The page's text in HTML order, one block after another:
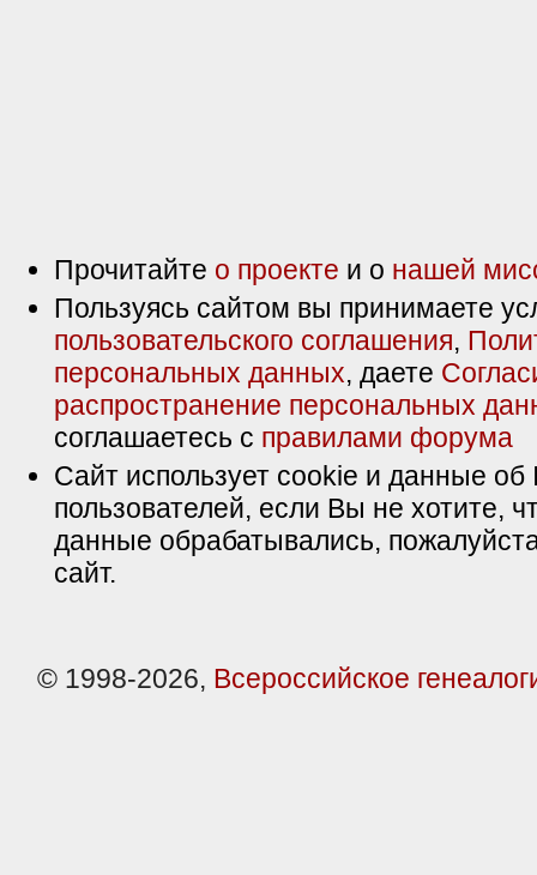
Прочитайте о проекте и о нашей
Пользуясь сайтом вы принимаете
пользовательского соглашения,
персональных данных, даете
распространение персональных
соглашаетесь с правилами форума
Сайт использует cookie и данные об
пользователей, если Вы не хотите,
данные обрабатывались,
сайт.
© 1998-2026, Всероссийское